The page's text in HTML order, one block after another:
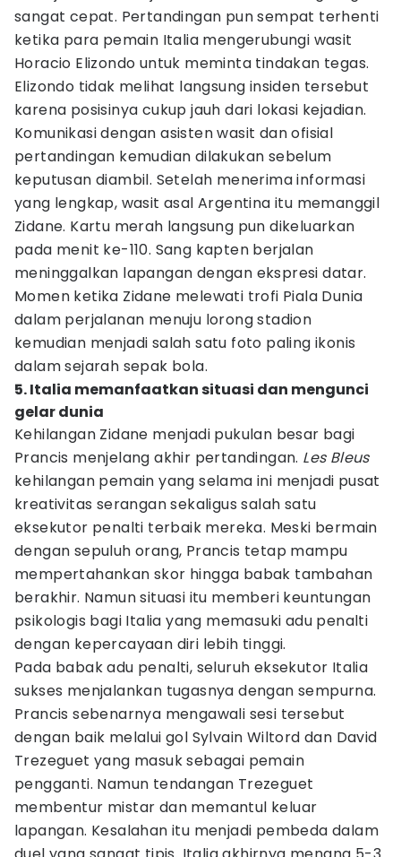
sangat cepat. Pertandingan pun sempat terhenti
ketika para pemain Italia mengerubungi wasit
Horacio Elizondo untuk meminta tindakan tegas.
Elizondo tidak melihat langsung insiden tersebut
karena posisinya cukup jauh dari lokasi kejadian.
Komunikasi dengan asisten wasit dan ofisial
pertandingan kemudian dilakukan sebelum
keputusan diambil. Setelah menerima informasi
yang lengkap, wasit asal Argentina itu memanggil
Zidane. Kartu merah langsung pun dikeluarkan
pada menit ke-110. Sang kapten berjalan
meninggalkan lapangan dengan ekspresi datar.
Momen ketika Zidane melewati trofi Piala Dunia
dalam perjalanan menuju lorong stadion
kemudian menjadi salah satu foto paling ikonis
dalam sejarah sepak bola.
5. Italia memanfaatkan situasi dan mengunci
gelar dunia
Kehilangan Zidane menjadi pukulan besar bagi
Prancis menjelang akhir pertandingan. Les Bleus
kehilangan pemain yang selama ini menjadi pusat
kreativitas serangan sekaligus salah satu
eksekutor penalti terbaik mereka. Meski bermain
dengan sepuluh orang, Prancis tetap mampu
mempertahankan skor hingga babak tambahan
berakhir. Namun situasi itu memberi keuntungan
psikologis bagi Italia yang memasuki adu penalti
dengan kepercayaan diri lebih tinggi.
Pada babak adu penalti, seluruh eksekutor Italia
sukses menjalankan tugasnya dengan sempurna.
Prancis sebenarnya mengawali sesi tersebut
dengan baik melalui gol Sylvain Wiltord dan David
Trezeguet yang masuk sebagai pemain
pengganti. Namun tendangan Trezeguet
membentur mistar dan memantul keluar
lapangan. Kesalahan itu menjadi pembeda dalam